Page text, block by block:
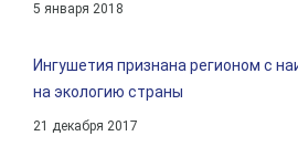
5 января 2018
Ингушетия признана регионом с
на экологию страны
21 декабря 2017